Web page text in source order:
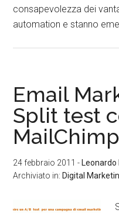
consapevolezza dei
automation e stanno
Email
Split test
MailChimp
24 febbraio 2011 - Leonardo
Archiviato in: Digital